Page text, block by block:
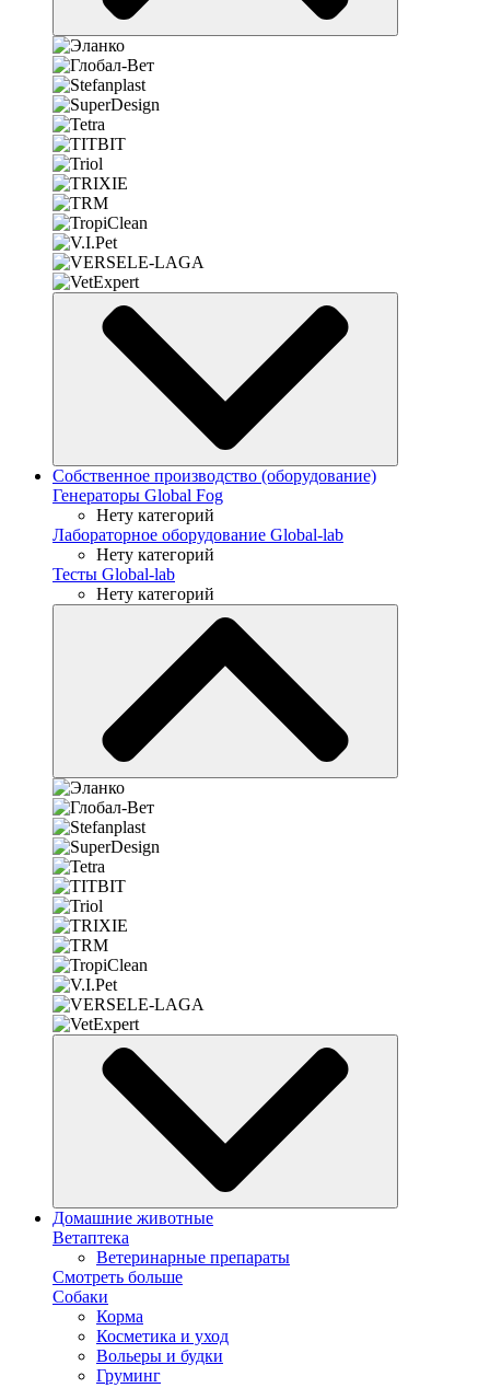
Собственное производство (оборудование)
Генераторы Global Fog
Нету категорий
Лабораторное оборудование Global-lab
Нету категорий
Тесты Global-lab
Нету категорий
Домашние животные
Ветаптека
Ветеринарные препараты
Смотреть больше
Собаки
Корма
Косметика и уход
Вольеры и будки
Груминг